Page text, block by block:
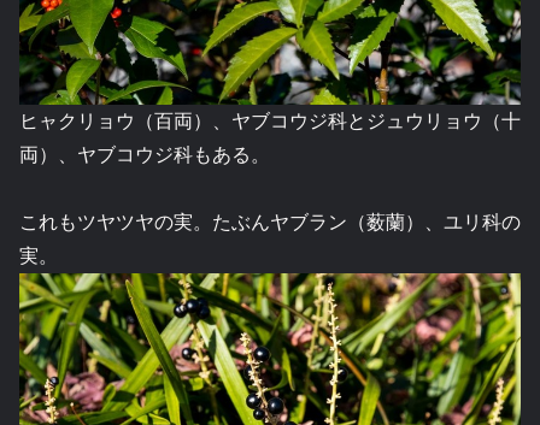
ヒャクリョウ（百両）、ヤブコウジ科とジュウリョウ（十
両）、ヤブコウジ科もある。
これもツヤツヤの実。たぶんヤブラン（薮蘭）、ユリ科の
実。